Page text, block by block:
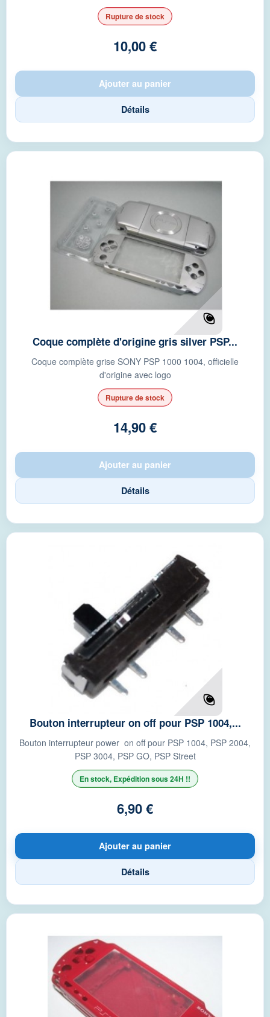
Rupture de stock
10,00 €
Ajouter au panier
Détails
Coque complète d'origine gris silver PSP...
Coque complète grise SONY PSP 1000 1004, officielle
d'origine avec logo
Rupture de stock
14,90 €
Ajouter au panier
Détails
Bouton interrupteur on off pour PSP 1004,...
Bouton interrupteur power on off pour PSP 1004, PSP 2004,
PSP 3004, PSP GO, PSP Street
En stock, Expédition sous 24H !!
6,90 €
Ajouter au panier
Détails